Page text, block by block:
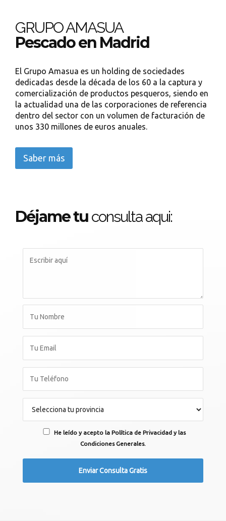
GRUPO AMASUA
Pescado en Madrid
El Grupo Amasua es un holding de sociedades
dedicadas desde la década de los 60 a la captura y
comercialización de productos pesqueros, siendo en
la actualidad una de las corporaciones de referencia
dentro del sector con un volumen de facturación de
unos 330 millones de euros anuales.
Saber más
Déjame tu consulta aqui:
He leído y acepto la Política de Privacidad y las
Condiciones Generales.